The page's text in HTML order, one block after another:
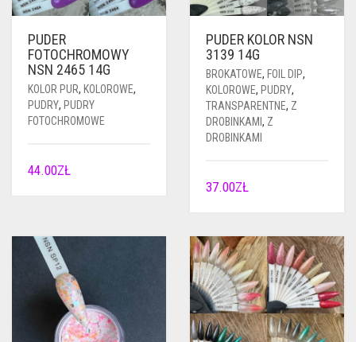
PUDER
FOTOCHROMOWY
NSN 2465 14G
KOLOR PUR, KOLOROWE,
PUDRY, PUDRY
FOTOCHROMOWE
44.00ZŁ
PUDER KOLOR NSN
3139 14G
BROKATOWE, FOIL DIP,
KOLOROWE, PUDRY,
TRANSPARENTNE, Z
DROBINKAMI , Z
DROBINKAMI
37.00ZŁ